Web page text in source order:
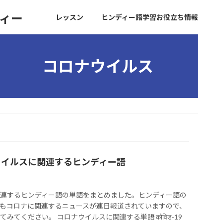
ー レッスン ヒンディー語学習お役立ち情報
コロナウイルス
ルスに関連するヒンディー語
するヒンディー語の単語をまとめました。ヒンディー語の
コロナに関連するニュースが連日報道されていますので、
みてください。 コロナウイルスに関連する単語 कोविड-19